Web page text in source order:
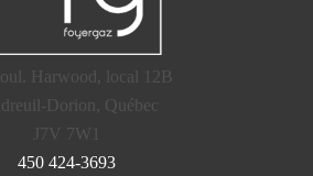
Harwood, local 12B
Dorion, Québec
J7V 7W1
450 424-3693